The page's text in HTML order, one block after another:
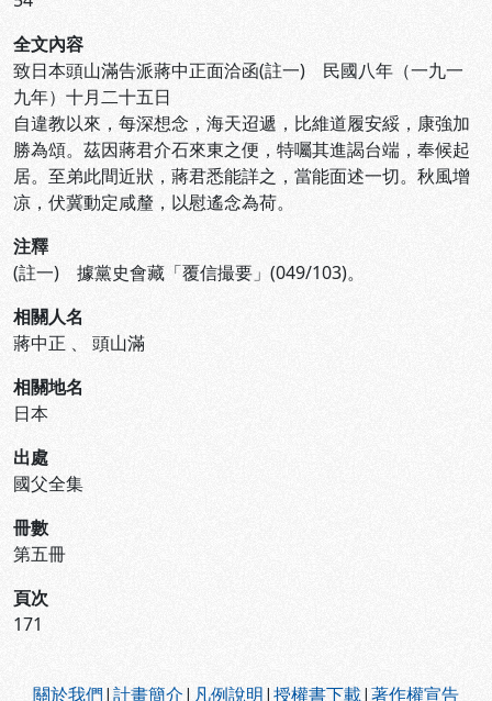
全文內容
致日本頭山滿告派蔣中正面洽函(註一) 民國八年（一九一
九年）十月二十五日
自違教以來，每深想念，海天迢遞，比維道履安綏，康強加
勝為頌。茲因蔣君介石來東之便，特囑其進謁台端，奉候起
居。至弟此間近狀，蔣君悉能詳之，當能面述一切。秋風增
凉，伏冀動定咸釐，以慰遙念為荷。
注釋
(註一) 據黨史會藏「覆信撮要」(049/103)。
相關人名
蔣中正 、 頭山滿
相關地名
日本
出處
國父全集
冊數
第五冊
頁次
171
關於我們|計畫簡介| 凡例說明|授權書下載|著作權宣告